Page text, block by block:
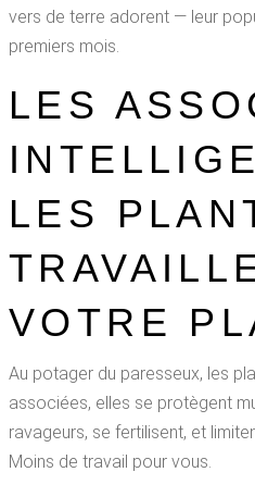
vers de terre adorent — leur
premiers mois.
LES
LES
VOTRE
Au potager du paresseux, les
associées, elles se protègent
ravageurs, se fertilisent, et
Moins de travail pour vous.